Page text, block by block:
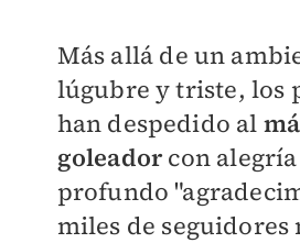
Más allá de un
lúgubre y triste, los
han despedido al
goleadorcon
profundo
miles de seguidores